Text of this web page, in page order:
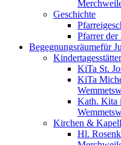
Geschichte
Pfarrer der
Begegnungsräumefür
KiTa St.
KiTa
Kath. Kita
Kirchen &
Hl.